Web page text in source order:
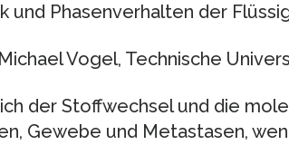
und Phasenverhalten der
Vogel, Technische
der Stoffwechsel und die
Gewebe und Metastasen,